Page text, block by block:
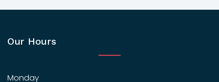
Our Hours
Monday